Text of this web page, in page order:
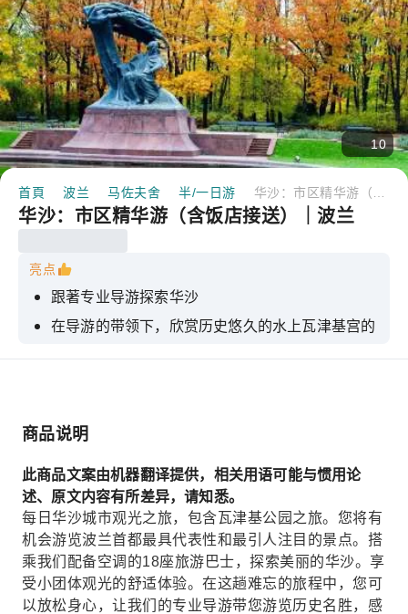
10
首頁 波兰 马佐夫舍 半/一日游
华沙：市区精华游（含饭店接送）｜波兰
亮点
跟著专业导游探索华沙
在导游的带领下，欣赏历史悠久的水上瓦津基宫的
商品说明
此商品文案由机器翻译提供，相关用语可能与惯用论
述、原文内容有所差异，请知悉。
每日华沙城市观光之旅，包含瓦津基公园之旅。您将有
机会游览波兰首都最具代表性和最引人注目的景点。搭
乘我们配备空调的18座旅游巴士，探索美丽的华沙。享
受小团体观光的舒适体验。在这趟难忘的旅程中，您可
以放松身心，让我们的专业导游带您游览历史名胜，感